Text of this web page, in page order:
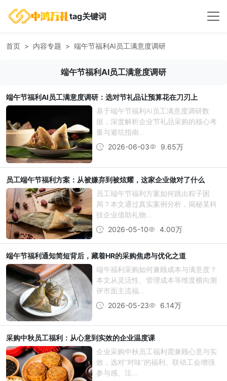
tag关键词
首页 内容专题 端午节福利AI员工满意度调研
端午节福利AI员工满意度调研
端午节福利AI员工满意度调研：选对节礼品让预算花在刀刃上
基于端午节福利AI员工满意度调研数
据，深度解析企业节礼品采购的核心考
量与避坑指南...
2026-06-03
9.65万
员工端午节福利方案：从被嫌弃到被炫耀，这家企业做对了什么
员工端午节福利方案如何跳出粽子困
局？本文通过真实案例分析，揭秘某科
技企业借助礼物...
2026-05-10
4.00万
端午节福利通知简短背后，藏着HR的采购焦虑与优化之道
端午福利采购如何兼顾成本与满意度？
本文从灵活性、管理成本等维度横向测
评市面主流福...
2026-05-23
6.14万
采购中秋员工福利：从心意到实效的企业温度课
企业采购中秋员工福利需兼顾心意与实
效，选对“对味”的福利、联动工会增强
参与感、注...